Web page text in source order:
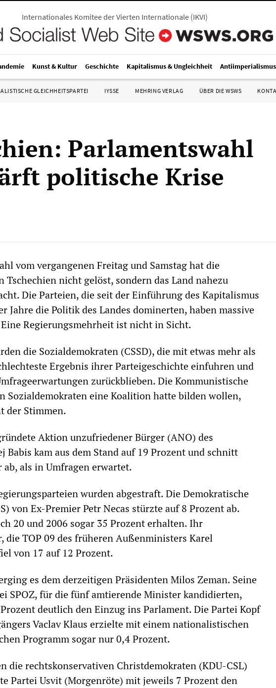
Internationales Komitee der Vierten Internationale (IKVI)
Kunst & Kultur Geschichte Kapitalismus & Ungleichheit Antiimperialismus
GLEICHHEITSPARTEI IYSSE MEHRING VERLAG ÜBER DIE WSWS
Parlamentswahl
politische Krise
vom vergangenen Freitag und Samstag hat die
Tschechien nicht gelöst, sondern das Land nahezu
Die Parteien, die seit der Einführung des Kapitalismus
Jahre die Politik des Landes dominerten, haben massive
Regierungsmehrheit ist nicht in Sicht.
die Sozialdemokraten (CSSD), die mit etwas mehr als
Ergebnis ihrer Parteigeschichte einfuhren und
zurückblieben. Die Kommunistische
Sozialdemokraten eine Koalition hatte bilden wollen,
der Stimmen.
Aktion unzufriedener Bürger (ANO) des
Babis kam aus dem Stand auf 19 Prozent und schnitt
ab, als in Umfragen erwartet.
wurden abgestraft. Die Demokratische
von Ex-Premier Petr Necas stürzte auf 8 Prozent ab.
20 und 2006 sogar 35 Prozent erhalten. Ihr
die TOP 09 des früheren Außenministers Karel
von 17 auf 12 Prozent.
es dem derzeitigen Präsidenten Milos Zeman. Seine
SPOZ, für die fünf amtierende Minister kandidierten,
deutlich den Einzug ins Parlament. Die Partei Kopf
Vaclav Klaus erzielte mit einem nationalistischen
Programm sogar nur 0,4 Prozent.
die rechtskonservativen Christdemokraten (KDU-CSL)
Partei Usvit (Morgenröte) mit jeweils 7 Prozent den